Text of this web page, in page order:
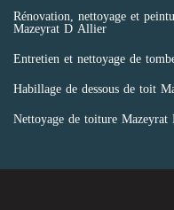
Rénovation, nettoyage et
Mazeyrat D Allier
Entretien et nettoyage de
Habillage de dessous de toit
Nettoyage de toiture